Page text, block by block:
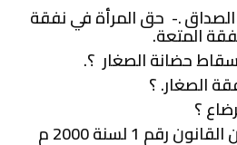
.- حق المرأة في نفقة
المتعة.
حضانة الصغار ؟.
الصغار. ؟
؟
بصريح نص المادة 20 من القانون رقم 1 لسنة 2000 م